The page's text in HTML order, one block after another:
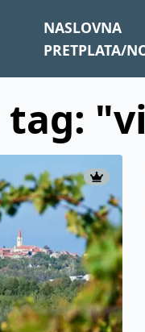
NASLOVNA
PRETPLATA/
tag: